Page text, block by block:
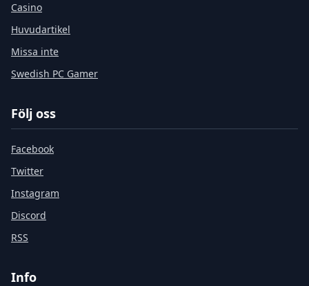
Casino
Huvudartikel
Missa inte
Swedish PC Gamer
Följ oss
Facebook
Twitter
Instagram
Discord
RSS
Info